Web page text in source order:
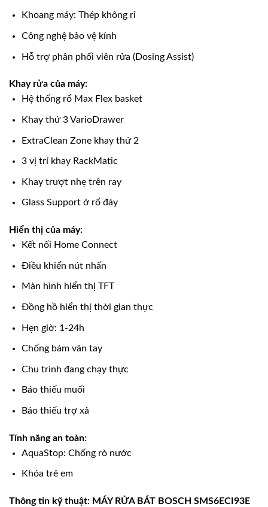
Khoang máy: Thép không rỉ
Công nghệ bảo vệ kính
Hỗ trợ phân phối viên rửa (Dosing Assist)
Khay rửa của máy:
Hệ thống rổ Max Flex basket
Khay thứ 3 VarioDrawer
ExtraClean Zone khay thứ 2
3 vị trí khay RackMatic
Khay trượt nhẹ trên ray
Glass Support ở rổ đáy
Hiển thị của máy:
Kết nối Home Connect
Điều khiển nút nhấn
Màn hình hiển thị TFT
Đồng hồ hiển thị thời gian thực
Hẹn giờ: 1-24h
Chống bám vân tay
Chu trình đang chạy thực
Báo thiếu muối
Báo thiếu trợ xả
Tính năng an toàn:
AquaStop: Chống rò nước
Khóa trẻ em
Thông tin kỹ thuật: MÁY RỬA BÁT BOSCH SMS6ECI93E